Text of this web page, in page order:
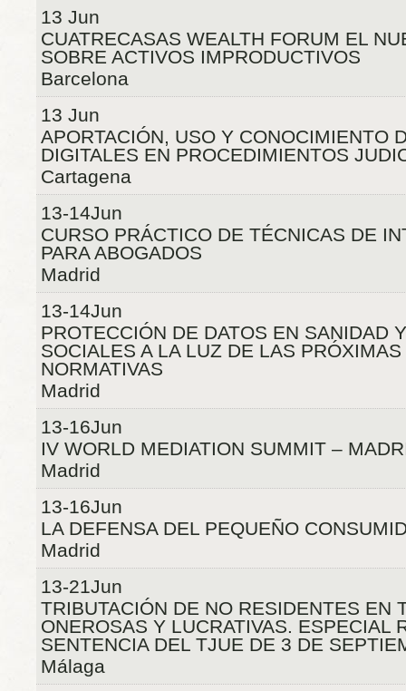
13 Jun
CUATRECASAS WEALTH FORUM EL
SOBRE ACTIVOS IMPRODUCTIVOS
Barcelona
13 Jun
APORTACIÓN, USO Y CONOCIMIENTO
DIGITALES EN PROCEDIMIENTOS
Cartagena
13-14Jun
CURSO PRÁCTICO DE TÉCNICAS DE
PARA ABOGADOS
Madrid
13-14Jun
PROTECCIÓN DE DATOS EN SANIDAD
SOCIALES A LA LUZ DE LAS
NORMATIVAS
Madrid
13-16Jun
IV WORLD MEDIATION SUMMIT –
Madrid
13-16Jun
LA DEFENSA DEL PEQUEÑO
Madrid
13-21Jun
TRIBUTACIÓN DE NO RESIDENTES EN
ONEROSAS Y LUCRATIVAS. ESPECIAL
SENTENCIA DEL TJUE DE 3 DE
Málaga